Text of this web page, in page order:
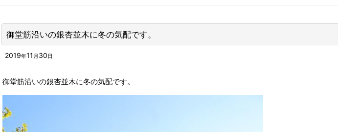
御堂筋沿いの銀杏並木に冬の気配です。
2019年11 月 30日
御堂筋沿いの銀杏並木に冬の気配です。